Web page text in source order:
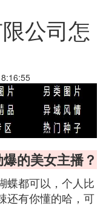
公司怎
的美女主播？
蝶都可以，个人比
还有你懂的哈，可